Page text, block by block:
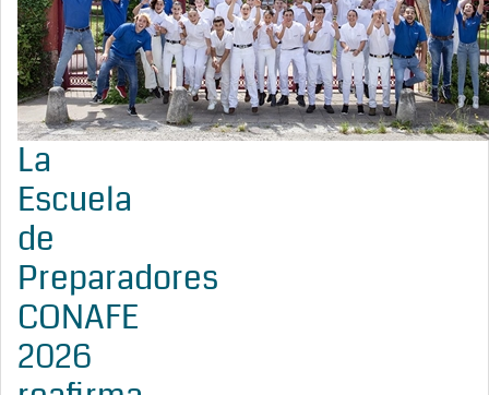
La
Escuela
de
Preparadores
CONAFE
2026